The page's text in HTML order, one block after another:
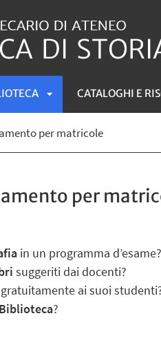
APRI
CATALOGHI E
per matricole
per
in un programma d’esame?
suggeriti dai docenti?
ai suoi
?